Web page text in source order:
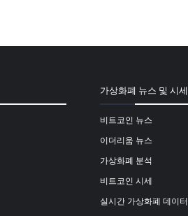
가상화폐 뉴스 및 시세
비트코인 뉴스
이더리움 뉴스
가상화폐 분석
비트코인 시세
실시간 가상화폐 데이터